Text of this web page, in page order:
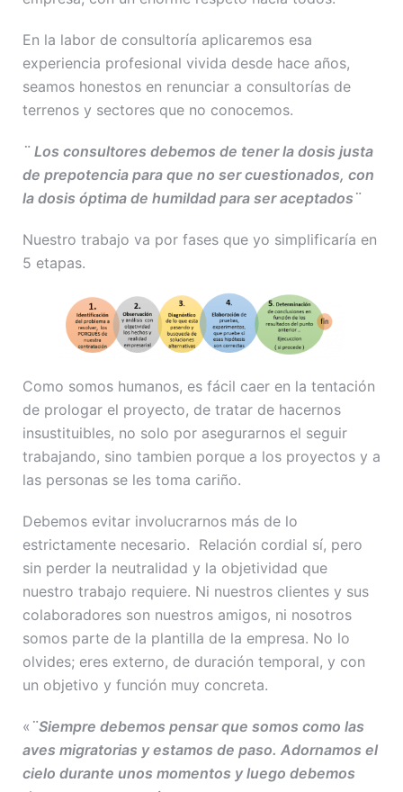
En la labor de consultoría aplicaremos esa
experiencia profesional vivida desde hace años,
seamos honestos en renunciar a consultorías de
terrenos y sectores que no conocemos.
¨ Los consultores debemos de tener la dosis justa
de prepotencia para que no ser cuestionados, con
la dosis óptima de humildad para ser aceptados¨
Nuestro trabajo va por fases que yo simplificaría en
5 etapas.
Como somos humanos, es fácil caer en la tentación
de prologar el proyecto, de tratar de hacernos
insustituibles, no solo por asegurarnos el seguir
trabajando, sino tambien porque a los proyectos y a
las personas se les toma cariño.
Debemos evitar involucrarnos más de lo
estrictamente necesario. Relación cordial sí, pero
sin perder la neutralidad y la objetividad que
nuestro trabajo requiere. Ni nuestros clientes y sus
colaboradores son nuestros amigos, ni nosotros
somos parte de la plantilla de la empresa. No lo
olvides; eres externo, de duración temporal, y con
un objetivo y función muy concreta.
« ¨Siempre debemos pensar que somos como las
aves migratorias y estamos de paso. Adornamos el
cielo durante unos momentos y luego debemos